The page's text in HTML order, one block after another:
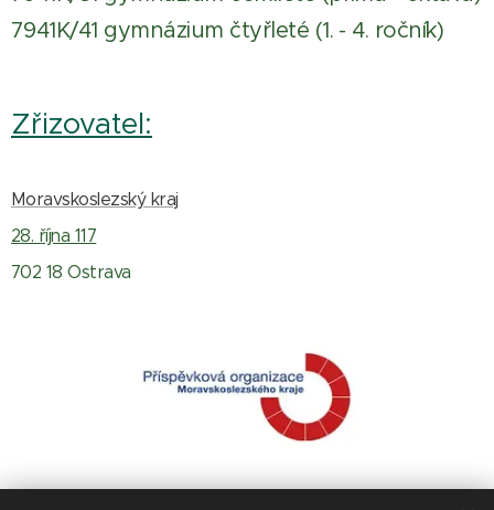
7941K/41 gymnázium čtyřleté (1. - 4. ročník)
Zřizovatel:
Moravskoslezský kraj
28. října 117
702 18 Ostrava